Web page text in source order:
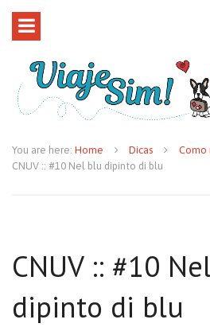
You are here: Home Dicas
Como
CNUV :: #10 Nel blu dipinto di blu
CNUV :: #10
dipinto di blu